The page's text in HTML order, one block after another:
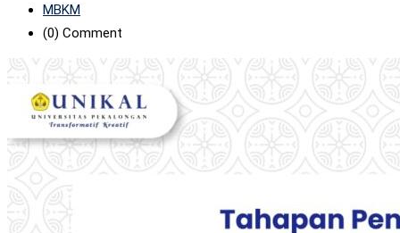
MBKM
(0) Comment